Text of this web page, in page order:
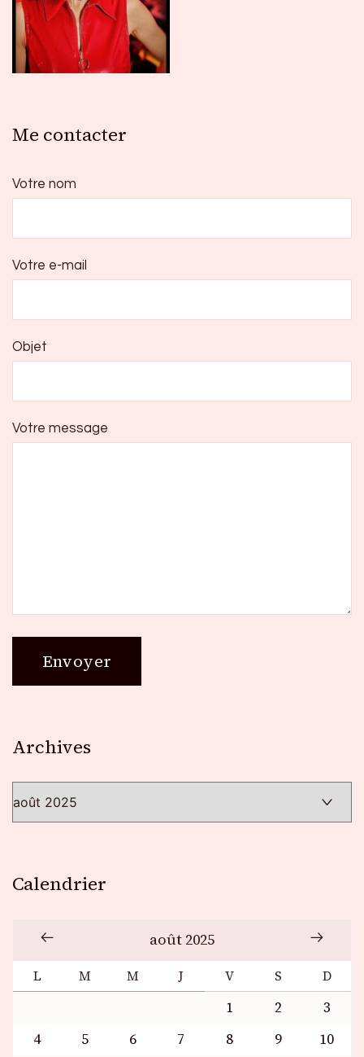
Me contacter
Votre nom
Votre e-mail
Objet
Votre message
Archives
Calendrier
août 2025
L M M J V S D
1 2
3
4
5 6 7 8 9
10